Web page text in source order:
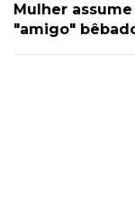
Mulher
"amigo"